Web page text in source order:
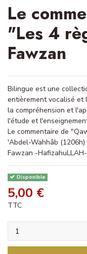
Le
"Les 4
Fawzan
Bilingue est une
entièrement vocalisé et
la compréhension et
l'étude et
Le commentaire de
'Abdel-Wahhâb
Fawzan -HafizahuLLAH-.
Disponible
5,00 €
TTC